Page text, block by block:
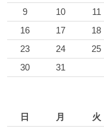
9
10 11
16
17 18
23
24 25
30
31
日 月 火